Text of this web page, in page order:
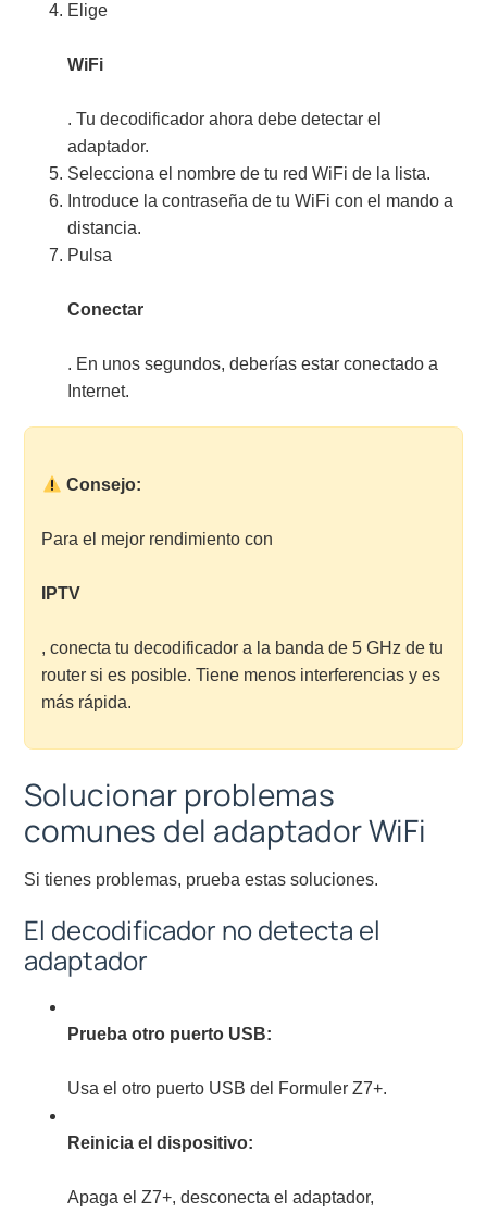
Elige
WiFi
. Tu decodificador ahora debe detectar el
adaptador.
Selecciona el nombre de tu red WiFi de la lista.
Introduce la contraseña de tu WiFi con el mando a
distancia.
Pulsa
Conectar
. En unos segundos, deberías estar conectado a
Internet.
Consejo:
Para el mejor rendimiento con
IPTV
, conecta tu decodificador a la banda de 5 GHz de tu
router si es posible. Tiene menos interferencias y es
más rápida.
Solucionar problemas
comunes del adaptador WiFi
Si tienes problemas, prueba estas soluciones.
El decodificador no detecta el
adaptador
Prueba otro puerto USB:
Usa el otro puerto USB del Formuler Z7+.
Reinicia el dispositivo:
Apaga el Z7+, desconecta el adaptador,